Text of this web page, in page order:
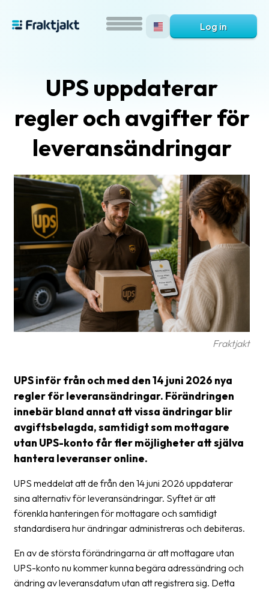
What
Fraktjakt?
Help?
Glossary
Packing
Shipping
settings
Customs
declarations
Delivery
terms
Pickups
Manuals
Downloads
Barcode
scanner
Log in
UPS uppdaterar
regler och avgifter för
leveransändringar
Fraktjakt
UPS inför från och med den 14 juni 2026 nya
regler för leveransändringar. Förändringen
innebär bland annat att vissa ändringar blir
avgiftsbelagda, samtidigt som mottagare
utan UPS-konto får fler möjligheter att själva
hantera leveranser online.
UPS meddelat att de från den 14 juni 2026 uppdaterar
sina alternativ för leveransändringar. Syftet är att
förenkla hanteringen för mottagare och samtidigt
standardisera hur ändringar administreras och debiteras.
En av de största förändringarna är att mottagare utan
UPS-konto nu kommer kunna begära adressändring och
ändring av leveransdatum utan att registrera sig. Detta